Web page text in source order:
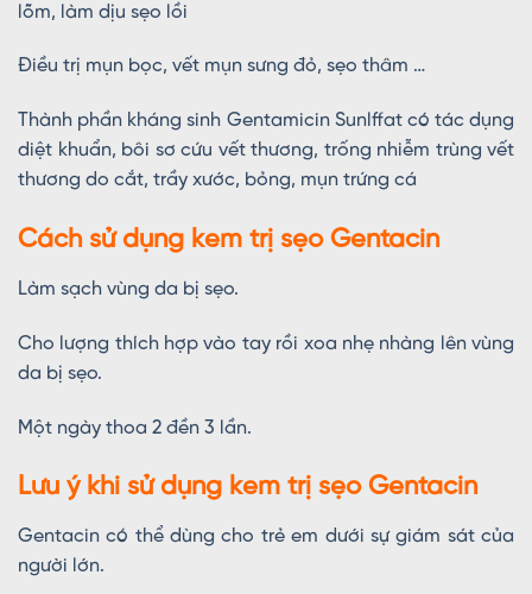
lõm, làm dịu sẹo lồi
Điều trị mụn bọc, vết mụn sưng đỏ, sẹo thâm …
Thành phần kháng sinh Gentamicin Sunlffat có tác dụng
diệt khuẩn, bôi sơ cứu vết thương, trống nhiễm trùng vết
thương do cắt, trầy xước, bỏng, mụn trứng cá
Cách sử dụng kem trị sẹo Gentacin
Làm sạch vùng da bị sẹo.
Cho lượng thích hợp vào tay rồi xoa nhẹ nhàng lên vùng
da bị sẹo.
Một ngày thoa 2 đền 3 lần.
Lưu ý khi sử dụng kem trị sẹo Gentacin
Gentacin có thể dùng cho trẻ em dưới sự giám sát của
người lớn.